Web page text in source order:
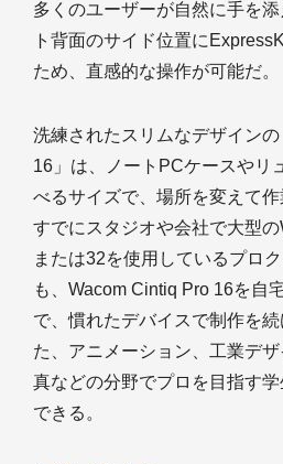
多くのユーザーが自然に手を
ト背面のサイド位置に
ため、直感的な操作が可能だ。
洗練されたスリムなデザイン
16」は、ノートPCケースやリ
べるサイズで、場所を変えて作
すでにスタジオや会社で大型
または32を使用しているプロ
も、Wacom Cintiq Pro 16を自
で、慣れたデバイスで制作を
た、アニメーション、工業デ
真などの分野でプロを目指す
できる。